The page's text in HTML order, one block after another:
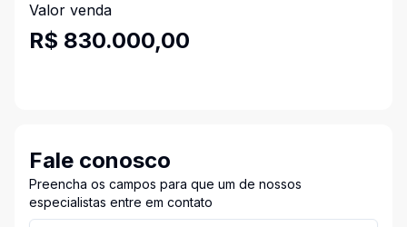
Valor venda
R$ 830.000,00
Fale conosco
Preencha os campos para que um de nossos
especialistas entre em contato